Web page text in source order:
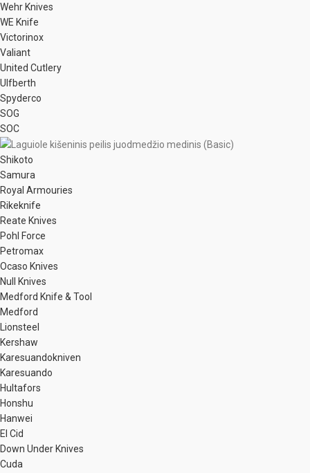
Wehr Knives
WE Knife
Victorinox
Valiant
United Cutlery
Ulfberth
Spyderco
SOG
SOC
Shikoto
Samura
Royal Armouries
Rikeknife
Reate Knives
Pohl Force
Petromax
Ocaso Knives
Null Knives
Medford Knife & Tool
Medford
Lionsteel
Kershaw
Karesuandokniven
Karesuando
Hultafors
Honshu
Hanwei
El Cid
Down Under Knives
Cuda